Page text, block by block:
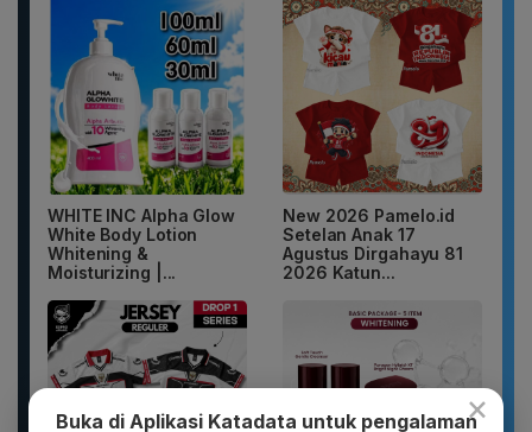
WHITE INC Alpha Glow
White Body Lotion
Whitening &
Moisturizing |...
New 2026 Pamelo.id
Setelan Anak 17
Agustus Dirgahayu 81
2026 Katun...
×
Buka di Aplikasi Katadata untuk pengalaman